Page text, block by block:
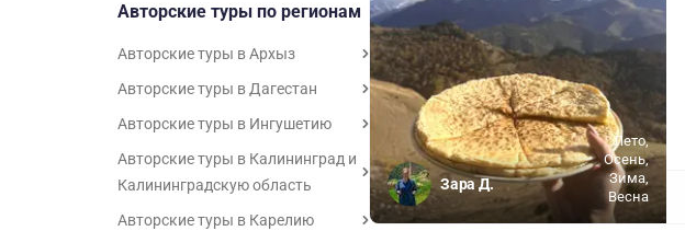
Авторские туры по регионам
Авторские туры в Архыз
Авторские туры в Дагестан
Авторские туры в Ингушетию
Авторские туры в Калининград и
Калининградскую область
Авторские туры в Карелию
Зара Д.
Лето,
Осень,
Зима,
Весна